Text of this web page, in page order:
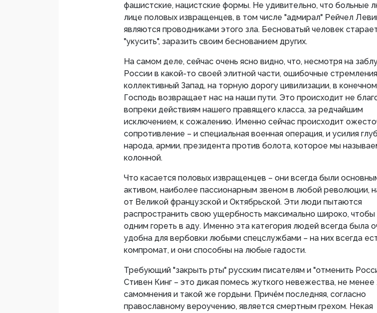
фашистские, нацистские формы. Не удивительно, что больные
лице половых извращенцев, в том числе "адмирал" Рейчел
являются проводниками этого зла. Бесноватый человек
"укусить", заразить своим беснованием других.
На самом деле, сейчас очень ясно видно, что, несмотря на
России в какой-то своей элитной части, ошибочные
коллективный Запад, на торную дорогу цивилизации, в
Господь возвращает нас на наши пути. Это происходит не
вопреки действиям нашего правящего класса, за редчайшим
исключением, к сожалению. Именно сейчас происходит
сопротивление – и специальная военная операция, и усилия
народа, армии, президента против болота, которое мы
колонной.
Что касается половых извращенцев – они всегда были
активом, наиболее пассионарным звеном в любой революции,
от Великой французской и Октябрьской. Эти люди пытаются
распространить свою ущербность максимально широко, чтобы
одним гореть в аду. Именно эта категория людей всегда была
удобна для вербовки любыми спецслужбами – на них всегда
компромат, и они способны на любые гадости.
Требующий "закрыть рты" русским писателям и "отменить
Стивен Кинг – это дикая помесь жуткого невежества, не менее
самомнения и такой же гордыни. Причём последняя, согласно
православному вероучению, является смертным грехом. Некая